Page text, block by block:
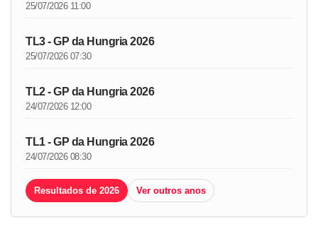
25/07/2026 11:00
TL3 - GP da Hungria 2026
25/07/2026 07:30
TL2 - GP da Hungria 2026
24/07/2026 12:00
TL1 - GP da Hungria 2026
24/07/2026 08:30
Resultados de 2026 Ver outros anos